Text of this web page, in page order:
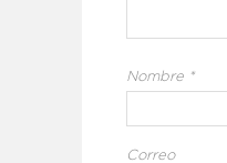
Nombre *
Correo